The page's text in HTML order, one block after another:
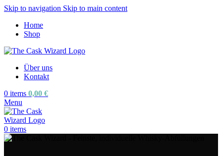
Skip to navigation Skip to main content
Home
Shop
Über uns
Kontakt
0 items 0,00 €
Menu
0 items